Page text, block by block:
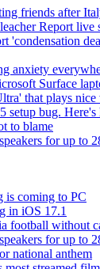
friends after
Report live
'condensation
anxiety
Surface
that plays
setup bug.
to blame
for up to
is coming to PC
in iOS 17.1
football without
for up to
national anthem